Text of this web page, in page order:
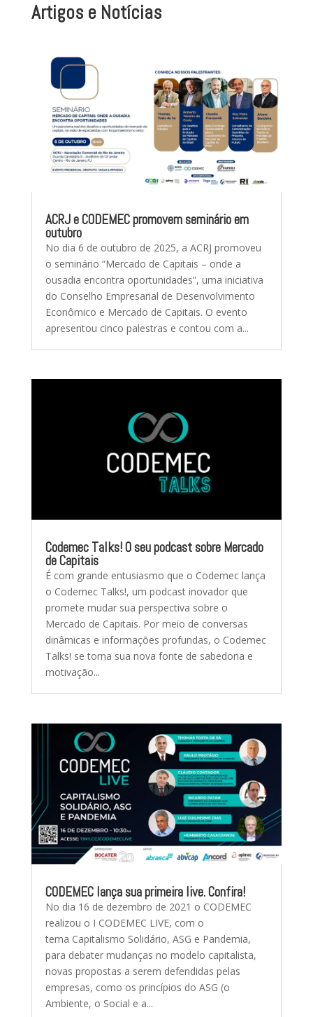
Artigos e Notícias
ACRJ e CODEMEC promovem seminário em
outubro
No dia 6 de outubro de 2025, a ACRJ promoveu
o seminário “Mercado de Capitais – onde a
ousadia encontra oportunidades”, uma iniciativa
do Conselho Empresarial de Desenvolvimento
Econômico e Mercado de Capitais. O evento
apresentou cinco palestras e contou com a...
Codemec Talks! O seu podcast sobre Mercado
de Capitais
É com grande entusiasmo que o Codemec lança
o Codemec Talks!, um podcast inovador que
promete mudar sua perspectiva sobre o
Mercado de Capitais. Por meio de conversas
dinâmicas e informações profundas, o Codemec
Talks! se torna sua nova fonte de sabedoria e
motivação...
CODEMEC lança sua primeira live. Confira!
No dia 16 de dezembro de 2021 o CODEMEC
realizou o I CODEMEC LIVE, com o
tema Capitalismo Solidário, ASG e Pandemia,
para debater mudanças no modelo capitalista,
novas propostas a serem defendidas pelas
empresas, como os princípios do ASG (o
Ambiente, o Social e a...